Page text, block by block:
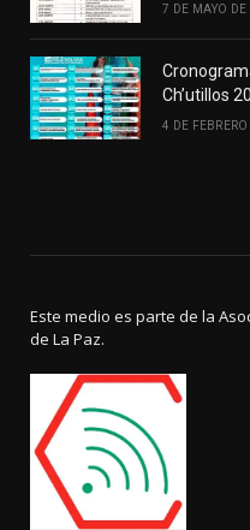
7 DE MAYO
Ch’utillos
4 DE
Este medio es parte de la
de La Paz.